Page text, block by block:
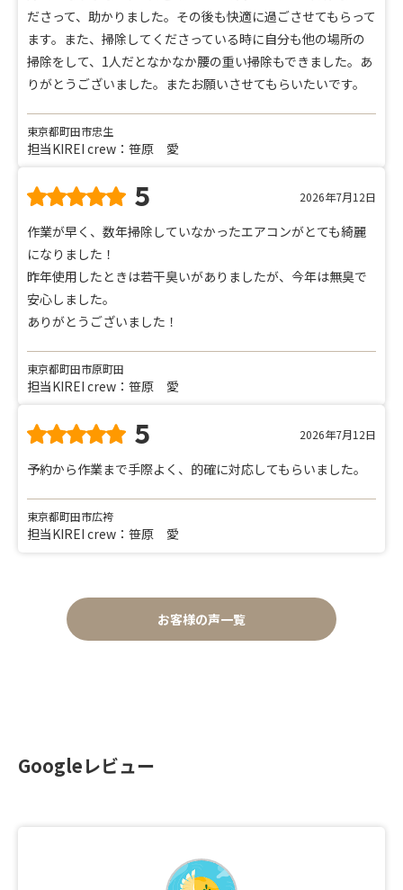
ださって、助かりました。その後も快適に過ごさせてもらって
ます。また、掃除してくださっている時に自分も他の場所の
掃除をして、1人だとなかなか腰の重い掃除もできました。あ
りがとうございました。またお願いさせてもらいたいです。
東京都町田市忠生
担当KIREI crew：笹原 愛
5 2026年7月12日
作業が早く、数年掃除していなかったエアコンがとても綺麗
になりました！
昨年使用したときは若干臭いがありましたが、今年は無臭で
安心しました。
ありがとうございました！
東京都町田市原町田
担当KIREI crew：笹原 愛
5 2026年7月12日
予約から作業まで手際よく、的確に対応してもらいました。
東京都町田市広袴
担当KIREI crew：笹原 愛
お客様の声一覧
Googleレビュー